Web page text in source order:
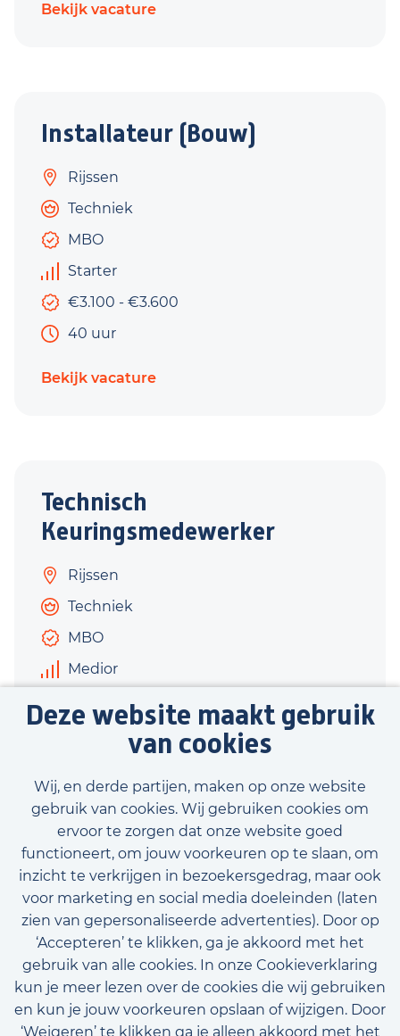
Deze website maakt gebruik
van cookies
Wij, en derde partijen, maken op onze website
gebruik van cookies. Wij gebruiken cookies om
ervoor te zorgen dat onze website goed
functioneert, om jouw voorkeuren op te slaan, om
inzicht te verkrijgen in bezoekersgedrag, maar ook
voor marketing en social media doeleinden (laten
zien van gepersonaliseerde advertenties). Door op
‘Accepteren’ te klikken, ga je akkoord met het
gebruik van alle cookies. In onze Cookieverklaring
kun je meer lezen over de cookies die wij gebruiken
en kun je jouw voorkeuren opslaan of wijzigen. Door
‘Weigeren’ te klikken ga je alleen akkoord met het
Bekijk vacature
Installateur (Bouw)
Rijssen
Techniek
MBO
Starter
€3.100 - €3.600
40 uur
Bekijk vacature
Technisch
Keuringsmedewerker
Rijssen
Techniek
MBO
Medior
€3.400 - €3.800
Bekijk vacature
Bekijk onze beschikbare vacatures